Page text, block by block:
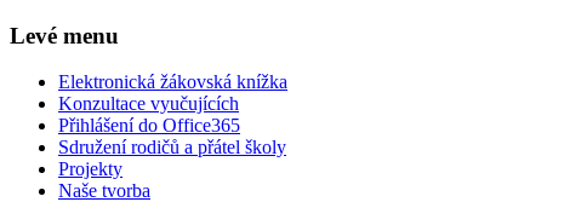
Levé menu
Elektronická žákovská knížka
Konzultace vyučujících
Přihlášení do Office365
Sdružení rodičů a přátel školy
Projekty
Naše tvorba